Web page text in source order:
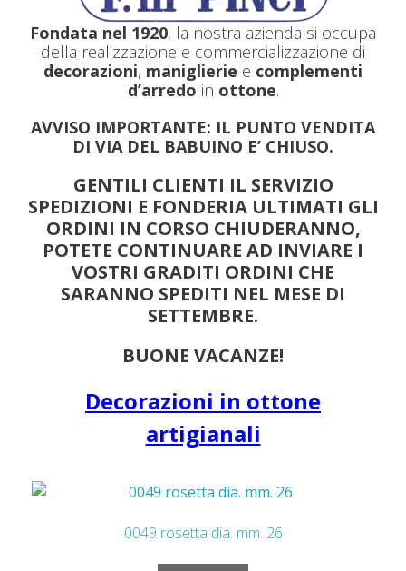
Fondata nel 1920, la nostra azienda si occupa
della realizzazione e commercializzazione di
decorazioni, maniglierie e complementi
d’arredo in ottone.
AVVISO IMPORTANTE: IL PUNTO VENDITA
DI VIA DEL BABUINO E’ CHIUSO.
GENTILI CLIENTI IL SERVIZIO
SPEDIZIONI E FONDERIA ULTIMATI GLI
ORDINI IN CORSO CHIUDERANNO,
POTETE CONTINUARE AD INVIARE I
VOSTRI GRADITI ORDINI CHE
SARANNO SPEDITI NEL MESE DI
SETTEMBRE.
BUONE VACANZE!
Decorazioni in ottone
artigianali
2042 decorazione cm. 25 x cm. 6.5